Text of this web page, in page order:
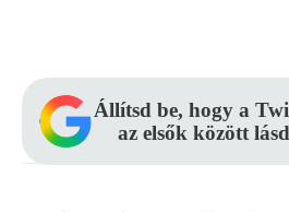
Állítsd be, hogy a
az elsők között